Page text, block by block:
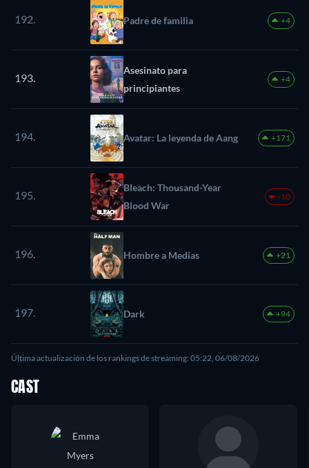
192. Padre de familia +4
193.
Asesinato para
principiantes
+4
194. Avatar: La leyenda de Aang +171
195.
Bleach: Thousand-Year
Blood War
-10
196. Hombre a Medias +21
197. Dark +94
Última actualización de los rankings de streaming: 05:22, 06/08/2026
CAST